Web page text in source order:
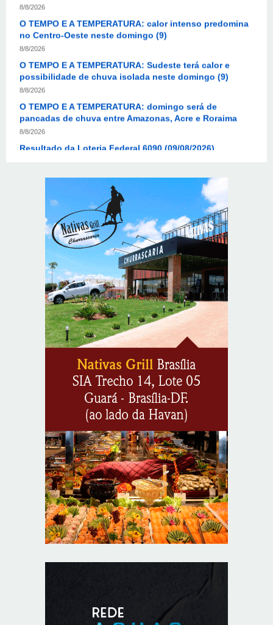
no Centro-Oeste neste domingo (9)
8/8/2026
O TEMPO E A TEMPERATURA: Sudeste terá calor e
possibilidade de chuva isolada neste domingo (9)
8/8/2026
O TEMPO E A TEMPERATURA: domingo será de
pancadas de chuva entre Amazonas, Acre e Roraima
8/8/2026
Resultado da Loteria Federal 6090 (09/08/2026)
8/8/2026
O TEMPO E A TEMPERATURA: chuva fraca segue no
Mega-Sena sorteia prêmio acumulado de R$ 165
milhões neste domingo
Resultado da lotofácil 3757: sorteio de domingo
(09/08/2026)
Resultado da Mega-Sena 3042 neste domingo
(09/08/2026)
Colombianas que morreram na queda de helicóptero
eram avó, mãe e filha
possibilidade de trovoadas neste domingo (9)
O TEMPO E A TEMPERATURA: calor intenso predomina
no Centro-Oeste neste domingo (9)
O TEMPO E A TEMPERATURA: Sudeste terá calor e
possibilidade de chuva isolada neste domingo (9)
O TEMPO E A TEMPERATURA: domingo será de
pancadas de chuva entre Amazonas, Acre e Roraima
Resultado da Loteria Federal 6090 (09/08/2026)
litoral do Nordeste neste domingo
Mega-Sena sorteia prêmio acumulado de R$ 165
milhões neste domingo